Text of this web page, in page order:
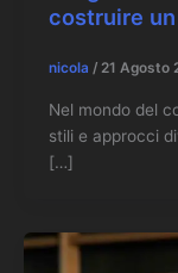
costruire
nicola / 21 Agosto
Nel mondo del
stili e approcci
[…]